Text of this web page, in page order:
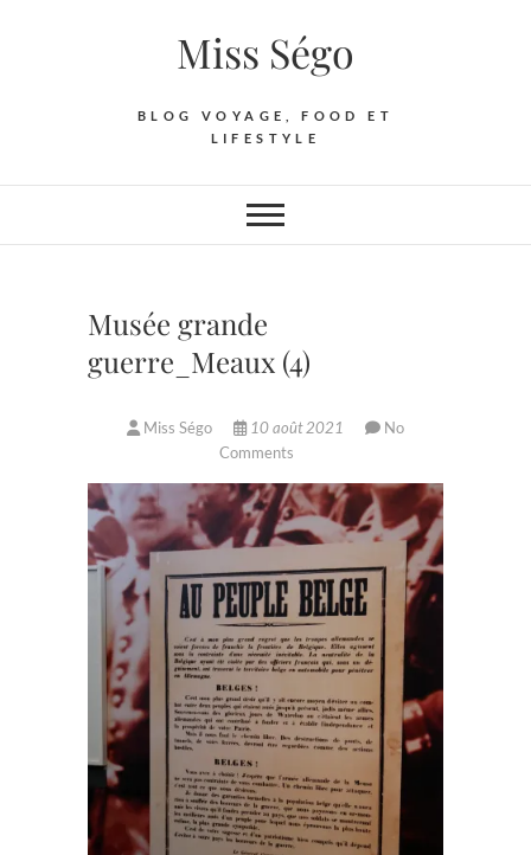
Miss Ségo
BLOG VOYAGE, FOOD ET
LIFESTYLE
Musée grande
guerre_Meaux (4)
Miss Ségo 10 août 2021
No
Comments